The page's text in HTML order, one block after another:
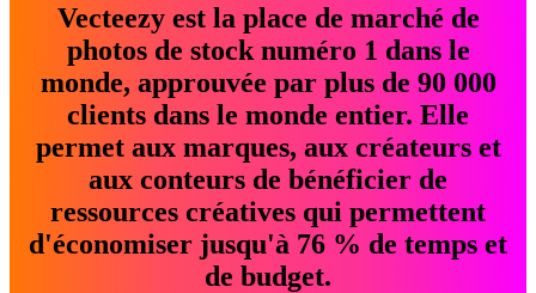
Vecteezy est la place de marché de
photos de stock numéro 1 dans le
monde, approuvée par plus de 90 000
clients dans le monde entier. Elle
permet aux marques, aux créateurs et
aux conteurs de bénéficier de
ressources créatives qui permettent
d'économiser jusqu'à 76 % de temps et
de budget.